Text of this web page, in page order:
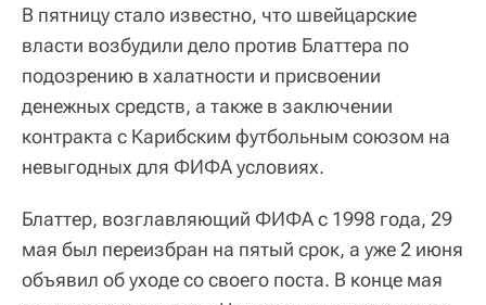
В пятницу стало известно, что швейцарские
власти возбудили дело против Блаттера по
подозрению в халатности и присвоении
денежных средств, а также в заключении
контракта с Карибским футбольным союзом на
невыгодных для ФИФА условиях.
Блаттер, возглавляющий ФИФА с 1998 года, 29
мая был переизбран на пятый срок, а уже 2 июня
объявил об уходе со своего поста. В конце мая